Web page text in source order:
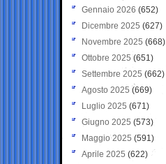
Gennaio 2026 (652)
Dicembre 2025 (627)
Novembre 2025 (668)
Ottobre 2025 (651)
Settembre 2025 (662)
Agosto 2025 (669)
Luglio 2025 (671)
Giugno 2025 (573)
Maggio 2025 (591)
Aprile 2025 (622)